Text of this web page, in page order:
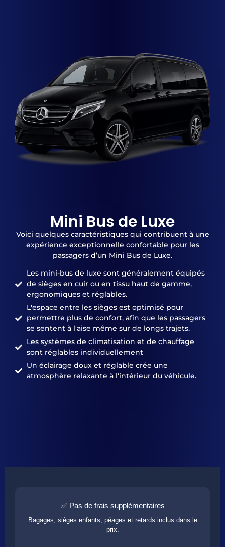
Mini Bus de Luxe
Voici quelques caractéristiques qui contribuent à une
expérience exceptionnelle confortable pour les
passagers d’un Mini Bus de Luxe.
Les mini-bus de luxe sont généralement équipés
de sièges en cuir ou en tissu haut de gamme,
ergonomiques et réglables.
L'espace entre les sièges est optimisé pour
permettre plus de confort, afin que les passagers
se sentent à l'aise même sur de longs trajets.
Les systèmes de climatisation et de chauffage
sont réglables individuellement
Un éclairage doux et réglable crée une
atmosphère relaxante à l'intérieur du véhicule.
✅ Pas de frais supplémentaires
Bagages, sièges enfants, péages et retards inclus dans le
prix.